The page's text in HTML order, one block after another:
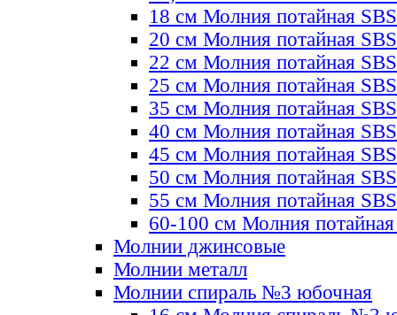
18 см Молния потайная SBS
20 см Молния потайная SBS
22 см Молния потайная SBS
25 см Молния потайная SBS
35 см Молния потайная SBS
40 см Молния потайная SBS
45 см Молния потайная SBS
50 см Молния потайная SBS
55 см Молния потайная SBS
60-100 см Молния
Молнии джинсовые
Молнии металл
Молнии спираль №3 юбочная